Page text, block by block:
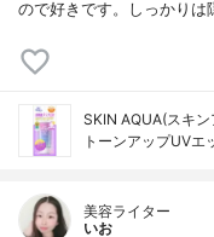
ので好きです。しっかりは
SKIN AQUA(スキン
トーンアップUVエ
美容ライター
いお